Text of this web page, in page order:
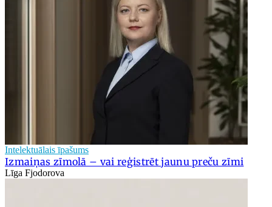
Intelektuālais īpašums
Izmaiņas zīmolā – vai reģistrēt jaunu preču zīmi
Līga Fjodorova